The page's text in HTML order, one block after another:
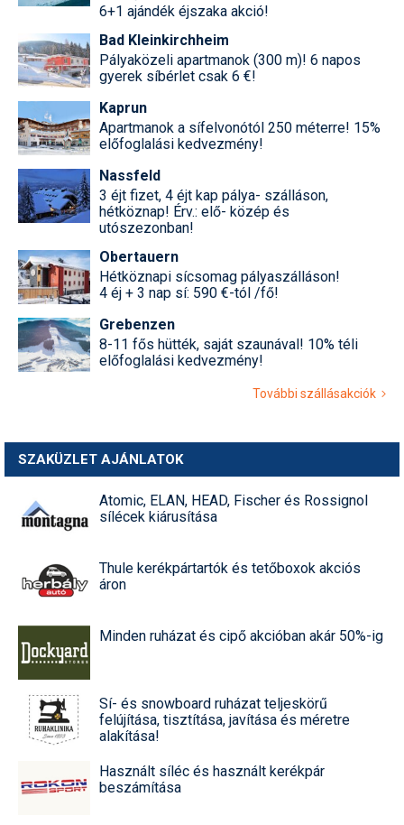
Termékajánló
Történelem
Túrasí
Utasbiztosítás
Utazási tippek
Védőfelszerelés
Wellness
6+1 ajándék éjszaka akció!
Bad Kleinkirchheim
Pályaközeli apartmanok (300 m)! 6 napos
gyerek síbérlet csak 6 €!
Kaprun
Apartmanok a sífelvonótól 250 méterre! 15%
előfoglalási kedvezmény!
Nassfeld
3 éjt fizet, 4 éjt kap pálya- szálláson,
hétköznap! Érv.: elő- közép és
utószezonban!
Obertauern
Hétköznapi sícsomag pályaszálláson!
4 éj + 3 nap sí: 590 €-tól /fő!
Grebenzen
8-11 fős hütték, saját szaunával! 10% téli
előfoglalási kedvezmény!
További szállásakciók
SZAKÜZLET AJÁNLATOK
Atomic, ELAN, HEAD, Fischer és Rossignol
sílécek kiárusítása
Thule kerékpártartók és tetőboxok akciós
áron
Minden ruházat és cipő akcióban akár 50%-ig
Sí- és snowboard ruházat teljeskörű
felújítása, tisztítása, javítása és méretre
alakítása!
Használt síléc és használt kerékpár
beszámítása